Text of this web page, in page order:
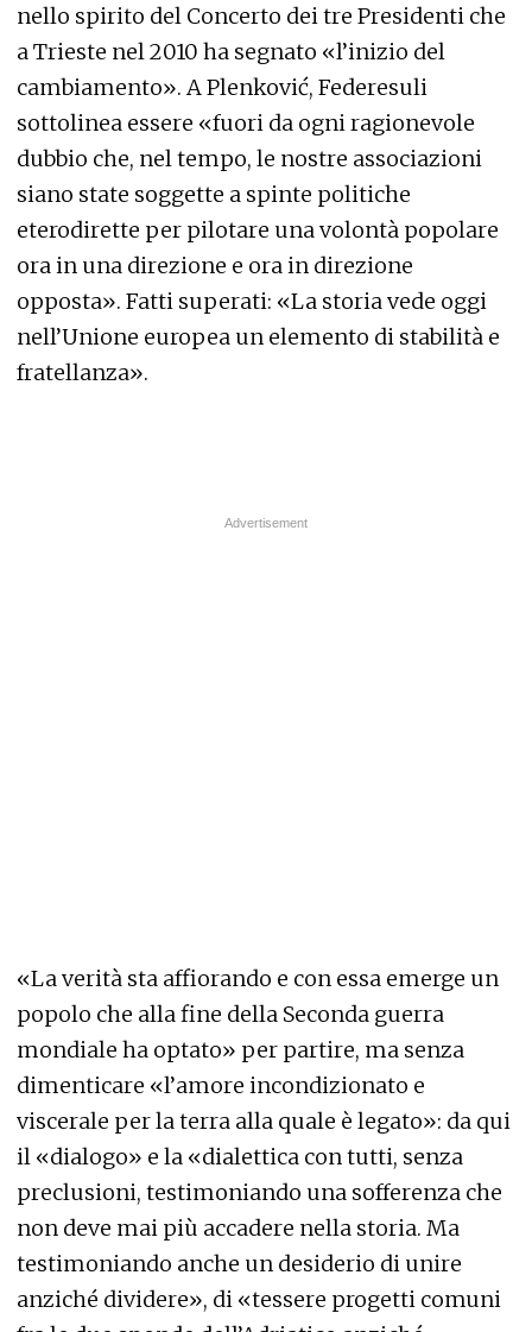
nello spirito del Concerto dei tre Presidenti che
a Trieste nel 2010 ha segnato «l’inizio del
cambiamento». A Plenković, Federesuli
sottolinea essere «fuori da ogni ragionevole
dubbio che, nel tempo, le nostre associazioni
siano state soggette a spinte politiche
eterodirette per pilotare una volontà popolare
ora in una direzione e ora in direzione
opposta». Fatti superati: «La storia vede oggi
nell’Unione europea un elemento di stabilità e
fratellanza».
«La verità sta affiorando e con essa emerge un
popolo che alla fine della Seconda guerra
mondiale ha optato» per partire, ma senza
dimenticare «l’amore incondizionato e
viscerale per la terra alla quale è legato»: da qui
il «dialogo» e la «dialettica con tutti, senza
preclusioni, testimoniando una sofferenza che
non deve mai più accadere nella storia. Ma
testimoniando anche un desiderio di unire
anziché dividere», di «tessere progetti comuni